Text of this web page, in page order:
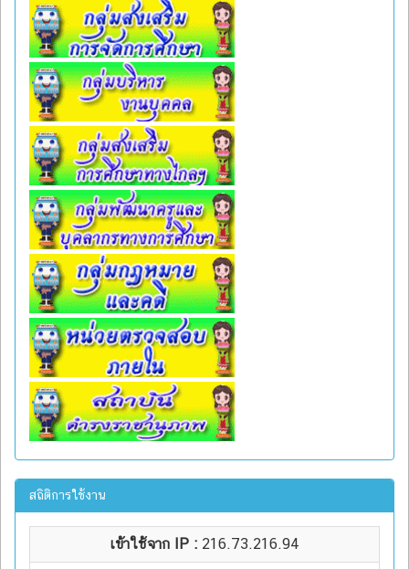
สถิติการใช้งาน
เข้าใช้จาก IP : 216.73.216.94